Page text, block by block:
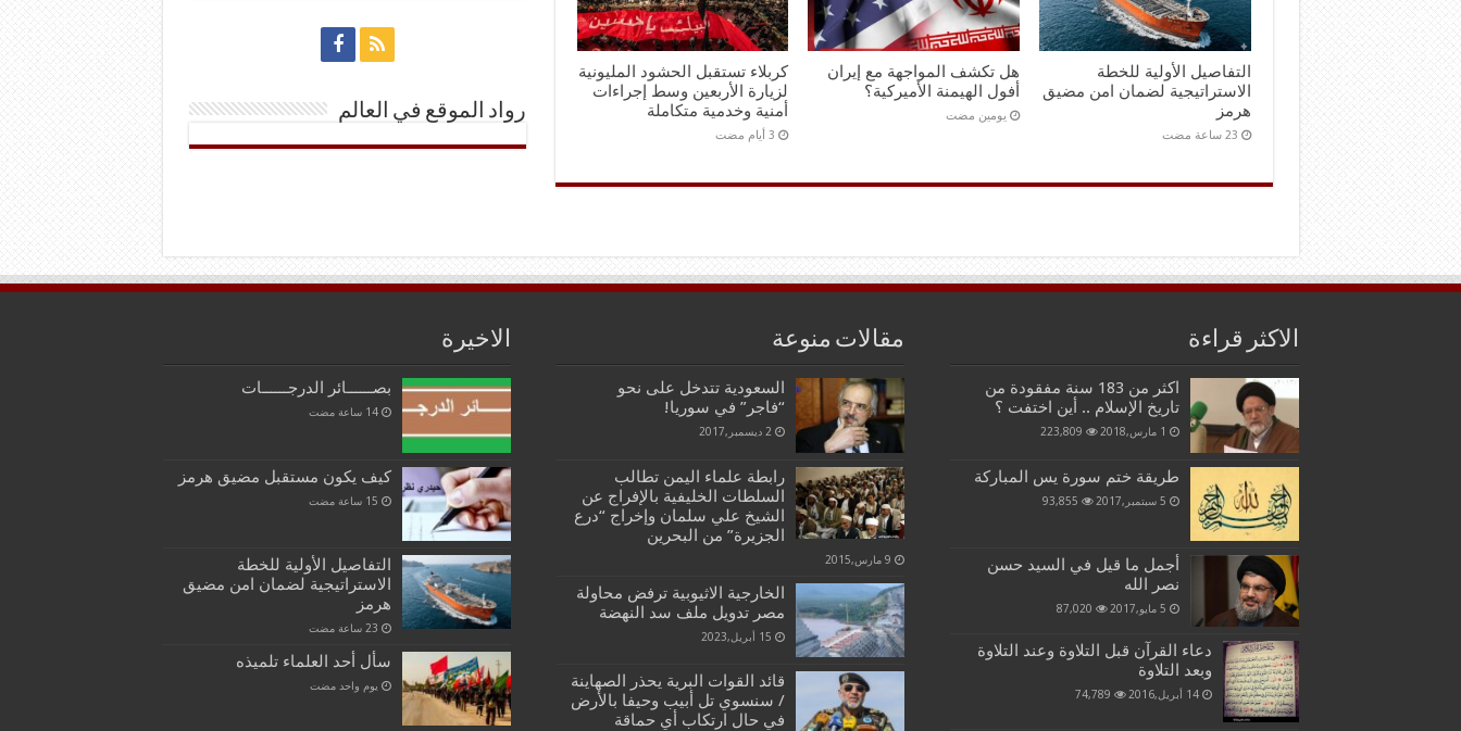
التفاصيل الأولية للخطة
الاستراتيجية لضمان امن مضيق
هرمز
هل تكشف المواجهة مع إيران
أفول الهيمنة الأميركية؟
‏يومين مضت
كربلاء تستقبل الحشود المليونية
لزيارة الأربعين وسط إجراءات
أمنية وخدمية متكاملة
رواد الموقع في العالم
الاكثر قراءة
اكثر من 183 سنة مفقودة من
تاريخ الإسلام .. أين اختفت ؟
1 مارس,2018 223,809
طريقة ختم سورة يس المباركة
5 سبتمبر,2017 93,855
أجمل ما قيل في السيد حسن
نصر الله
5 مايو,2017 87,020
دعاء القرآن قبل التلاوة وعند التلاوة
وبعد التلاوة
14 أبريل,2016 74,789
مقالات منوعة
السعودية تتدخل على نحو
“فاجر” في سوريا!
2 ديسمبر,2017
رابطة علماء اليمن تطالب
السلطات الخليفية بالإفراج عن
الشيخ علي سلمان وإخراج “درع
الجزيرة” من البحرين
9 مارس,2015
الخارجية الاثيوبية ترفض محاولة
مصر تدويل ملف سد النهضة
15 أبريل,2023
قائد القوات البرية يحذر الصهاينة
/ سنسوي تل أبيب وحيفا بالأرض
في حال ارتكاب أي حماقة
الاخيرة
بصــــــائر الدرجــــــات
كيف يكون مستقبل مضيق هرمز
التفاصيل الأولية للخطة
الاستراتيجية لضمان امن مضيق
هرمز
سأل أحد العلماء تلميذه
‏يوم واحد مضت